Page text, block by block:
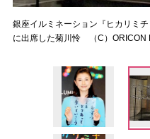
銀座イルミネーション『ヒカリミ
に出席した菊川怜 （C）